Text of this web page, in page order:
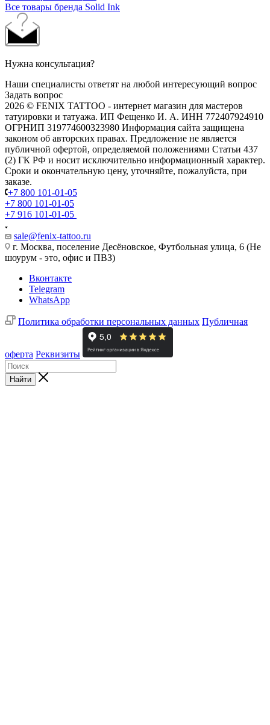
Все товары бренда Solid Ink
Нужна консультация?
Наши специалисты ответят на любой интересующий вопрос
Задать вопрос
2026 © FENIX TATTOO - интернет магазин для мастеров
татуировки и татуажа. ИП Фещенко И. А. ИНН 772407924910
ОГРНИП 319774600323980 Информация сайта защищена
законом об авторских правах. Предложение не является
публичной офертой, определяемой положениями Статьи 437
(2) ГК РФ и носит исключительно информационный характер.
Сроки и окончательную цену, уточняйте, пожалуйста, при
заказе.
+7 800 101-01-05
+7 800 101-01-05
+7 916 101-01-05
sale@fenix-tattoo.ru
г. Москва, поселение Десёновское, Футбольная улица, 6 (Не
шоурум - это, офис и ПВЗ)
Вконтакте
Telegram
WhatsApp
Политика обработки персональных данных Публичная
оферта Реквизиты
Найти